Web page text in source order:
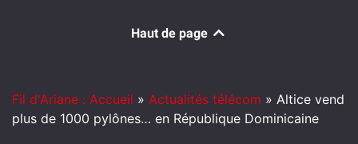
Haut de page
Fil d'Ariane : Accueil » Actualités télécom » Altice vend
plus de 1000 pylônes… en République Dominicaine